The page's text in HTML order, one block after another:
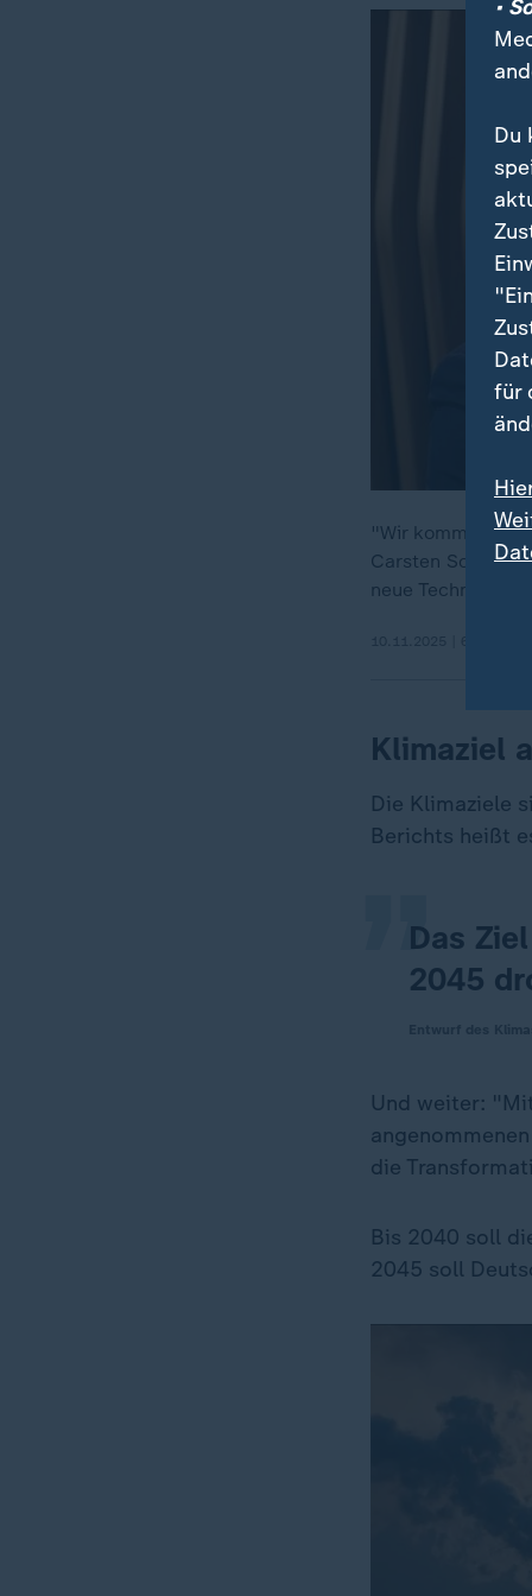
"Wir kommen
Carsten
neue
Klimaziel
Die Klimaziele
Berichts heißt
Das
2045
„
Und weiter:
die
Bis 2040 soll
2045 soll
•
Du
für